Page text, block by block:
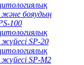
бояудың
100
SP-20
SP-M2